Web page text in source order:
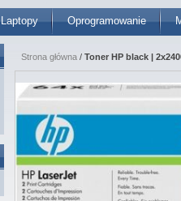
Laptopy Oprogramowanie
Strona główna / Toner HP black |